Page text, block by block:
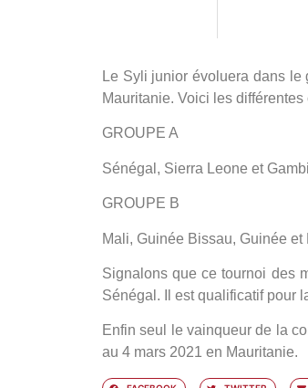
Le Syli junior évoluera dans
Mauritanie. Voici les
GROUPE A
Sénégal, Sierra Leone et
GROUPE B
Mali, Guinée Bissau, Guinée et
Signalons que ce tournoi des
Sénégal. Il est qualificatif pour
Enfin seul le vainqueur de la
au 4 mars 2021 en Mauritanie.